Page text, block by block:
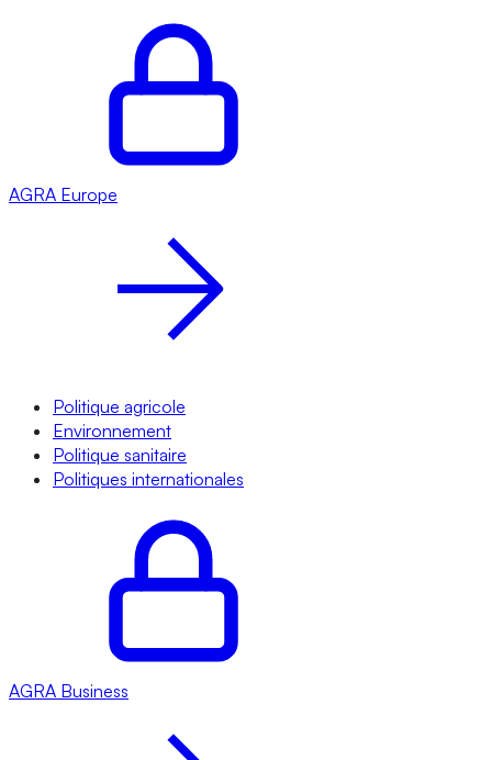
AGRA Europe
Politique agricole
Environnement
Politique sanitaire
Politiques internationales
AGRA Business